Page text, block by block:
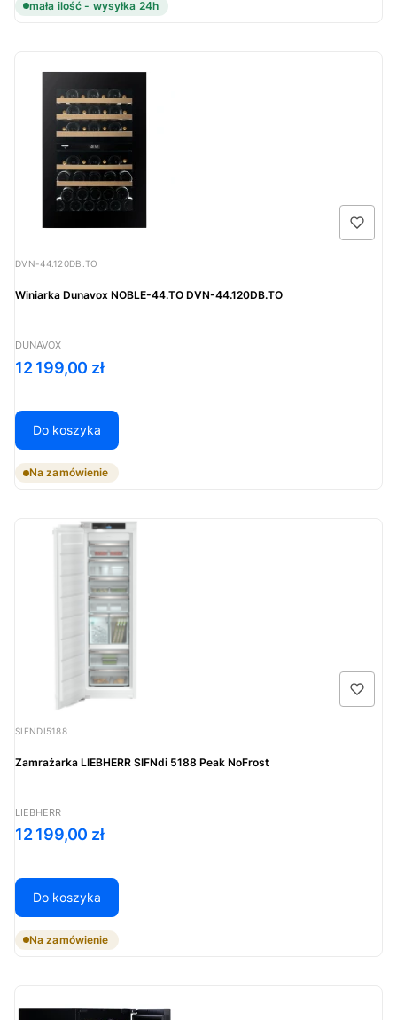
mała ilość - wysyłka 24h
Kod produktu
DVN-44.120DB.TO
Winiarka Dunavox NOBLE-44.TO DVN-44.120DB.TO
PRODUCENT
DUNAVOX
Cena
12 199,00 zł
Do koszyka
Na zamówienie
Kod produktu
SIFNDI5188
Zamrażarka LIEBHERR SIFNdi 5188 Peak NoFrost
PRODUCENT
LIEBHERR
Cena
12 199,00 zł
Do koszyka
Na zamówienie